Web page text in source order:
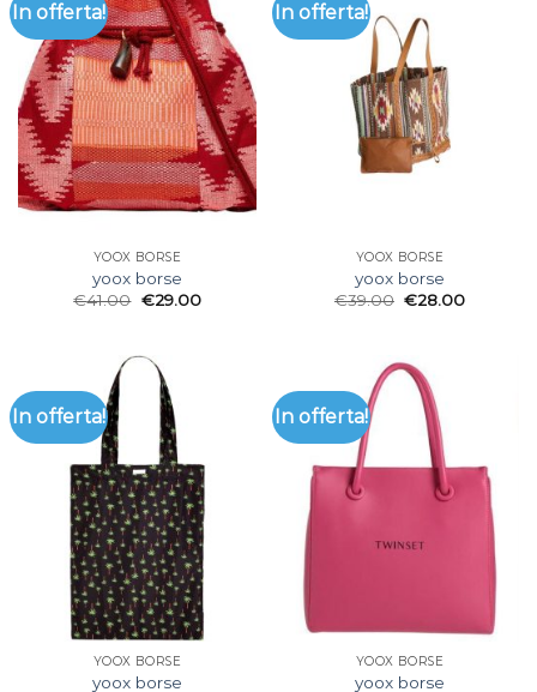
In offerta!
YOOX BORSE
yoox borse
€41.00 €29.00
In offerta!
YOOX BORSE
yoox borse
€39.00 €28.00
In offerta!
YOOX BORSE
yoox borse
In offerta!
YOOX BORSE
yoox borse